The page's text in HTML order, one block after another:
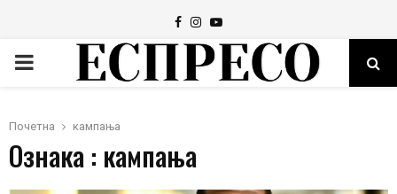
Facebook
Instagram
Youtube
PRIMARY
Почетна кампања
Ознака : кампања